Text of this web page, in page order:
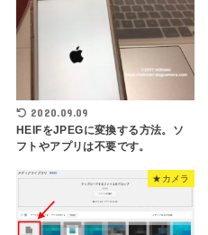
2020.09.09
HEIFをJPEGに変換する方法。ソ
フトやアプリは不要です。
★カメラ